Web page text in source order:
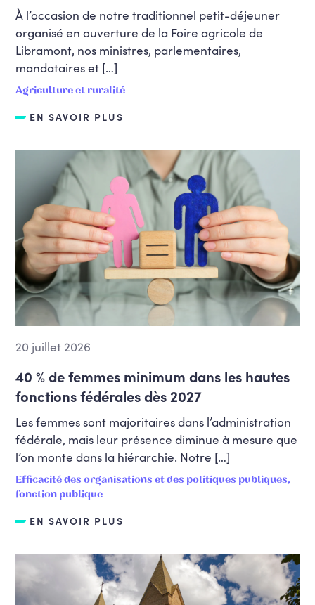
À l’occasion de notre traditionnel petit-déjeuner
organisé en ouverture de la Foire agricole de
Libramont, nos ministres, parlementaires,
mandataires et […]
Agriculture et ruralité
EN SAVOIR PLUS
20 juillet 2026
40 % de femmes minimum dans les hautes
fonctions fédérales dès 2027
Les femmes sont majoritaires dans l’administration
fédérale, mais leur présence diminue à mesure que
l’on monte dans la hiérarchie. Notre […]
Efficacité des organisations et des politiques publiques,
fonction publique
EN SAVOIR PLUS